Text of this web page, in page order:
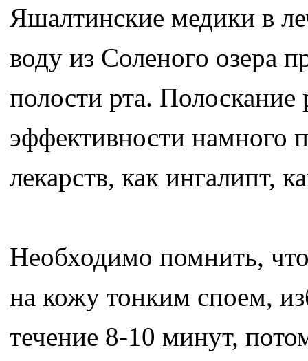
Яшалтинские медики в
воду из Соленого озера
полости рта.
эффективности намного
лекарств, как ингалипт,
Необходимо помнить,
на кожу тонким споем,
течение 8-10 минут,